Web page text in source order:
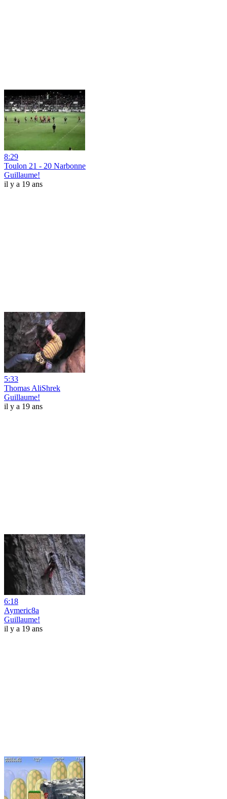
8:29
Toulon 21 - 20 Narbonne
Guillaume!
il y a 19 ans
5:33
Thomas AliShrek
Guillaume!
il y a 19 ans
6:18
Aymeric8a
Guillaume!
il y a 19 ans